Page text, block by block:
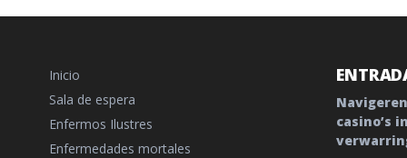
Inicio
Sala de espera
Enfermos Ilustres
Enfermedades mortales
casino’s